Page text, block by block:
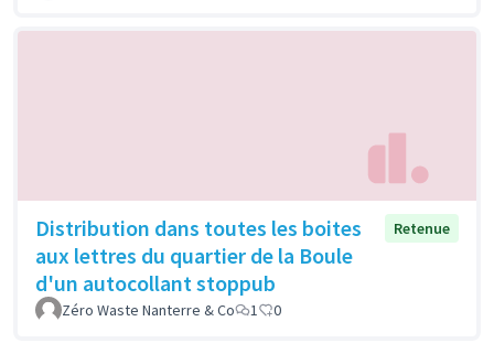
Distribution dans toutes les boites
aux lettres du quartier de la Boule
d'un autocollant stoppub
Retenue
Zéro Waste Nanterre & Co 1 0